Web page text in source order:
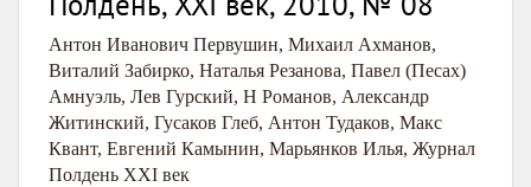
Антон Иванович Первушин, Михаил Ахманов,
Виталий Забирко, Наталья Резанова, Павел (Песах)
Амнуэль, Лев Гурский, Н Романов, Александр
Житинский, Гусаков Глеб, Антон Тудаков, Макс
Квант, Евгений Камынин, Марьянков Илья, Журнал
Полдень XXI век